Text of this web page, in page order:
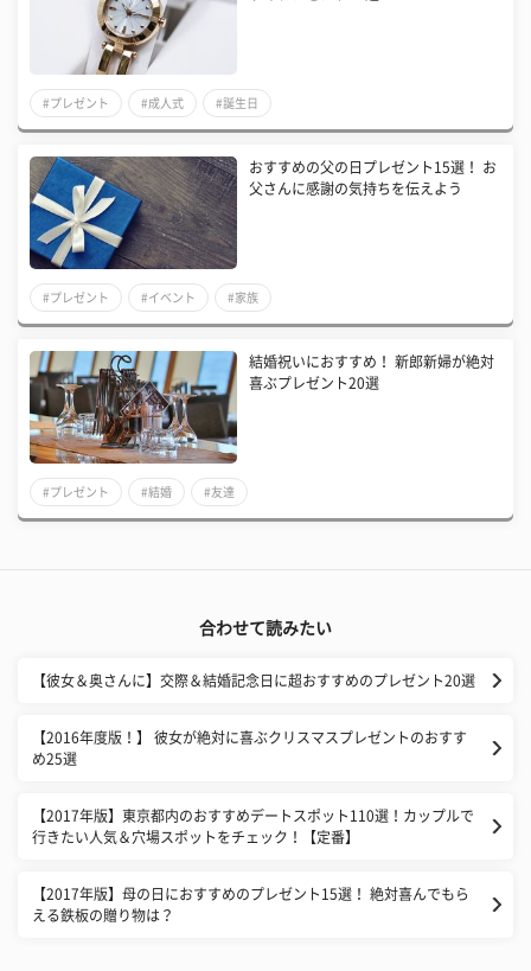
#プレゼント #成人式 #誕生日
おすすめの父の日プレゼント15選！ お
父さんに感謝の気持ちを伝えよう
#プレゼント #イベント #家族
結婚祝いにおすすめ！ 新郎新婦が絶対
喜ぶプレゼント20選
#プレゼント #結婚 #友達
合わせて読みたい
【彼女＆奥さんに】交際＆結婚記念日に超おすすめのプレゼント20選
【2016年度版！】 彼女が絶対に喜ぶクリスマスプレゼントのおすす
め25選
【2017年版】東京都内のおすすめデートスポット110選！カップルで
行きたい人気＆穴場スポットをチェック！【定番】
【2017年版】母の日におすすめのプレゼント15選！ 絶対喜んでもら
える鉄板の贈り物は？